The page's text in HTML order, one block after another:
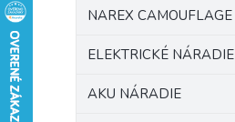
NAREX CAMOUFLAGE
ELEKTRICKÉ NÁRADIE
AKU NÁRADIE